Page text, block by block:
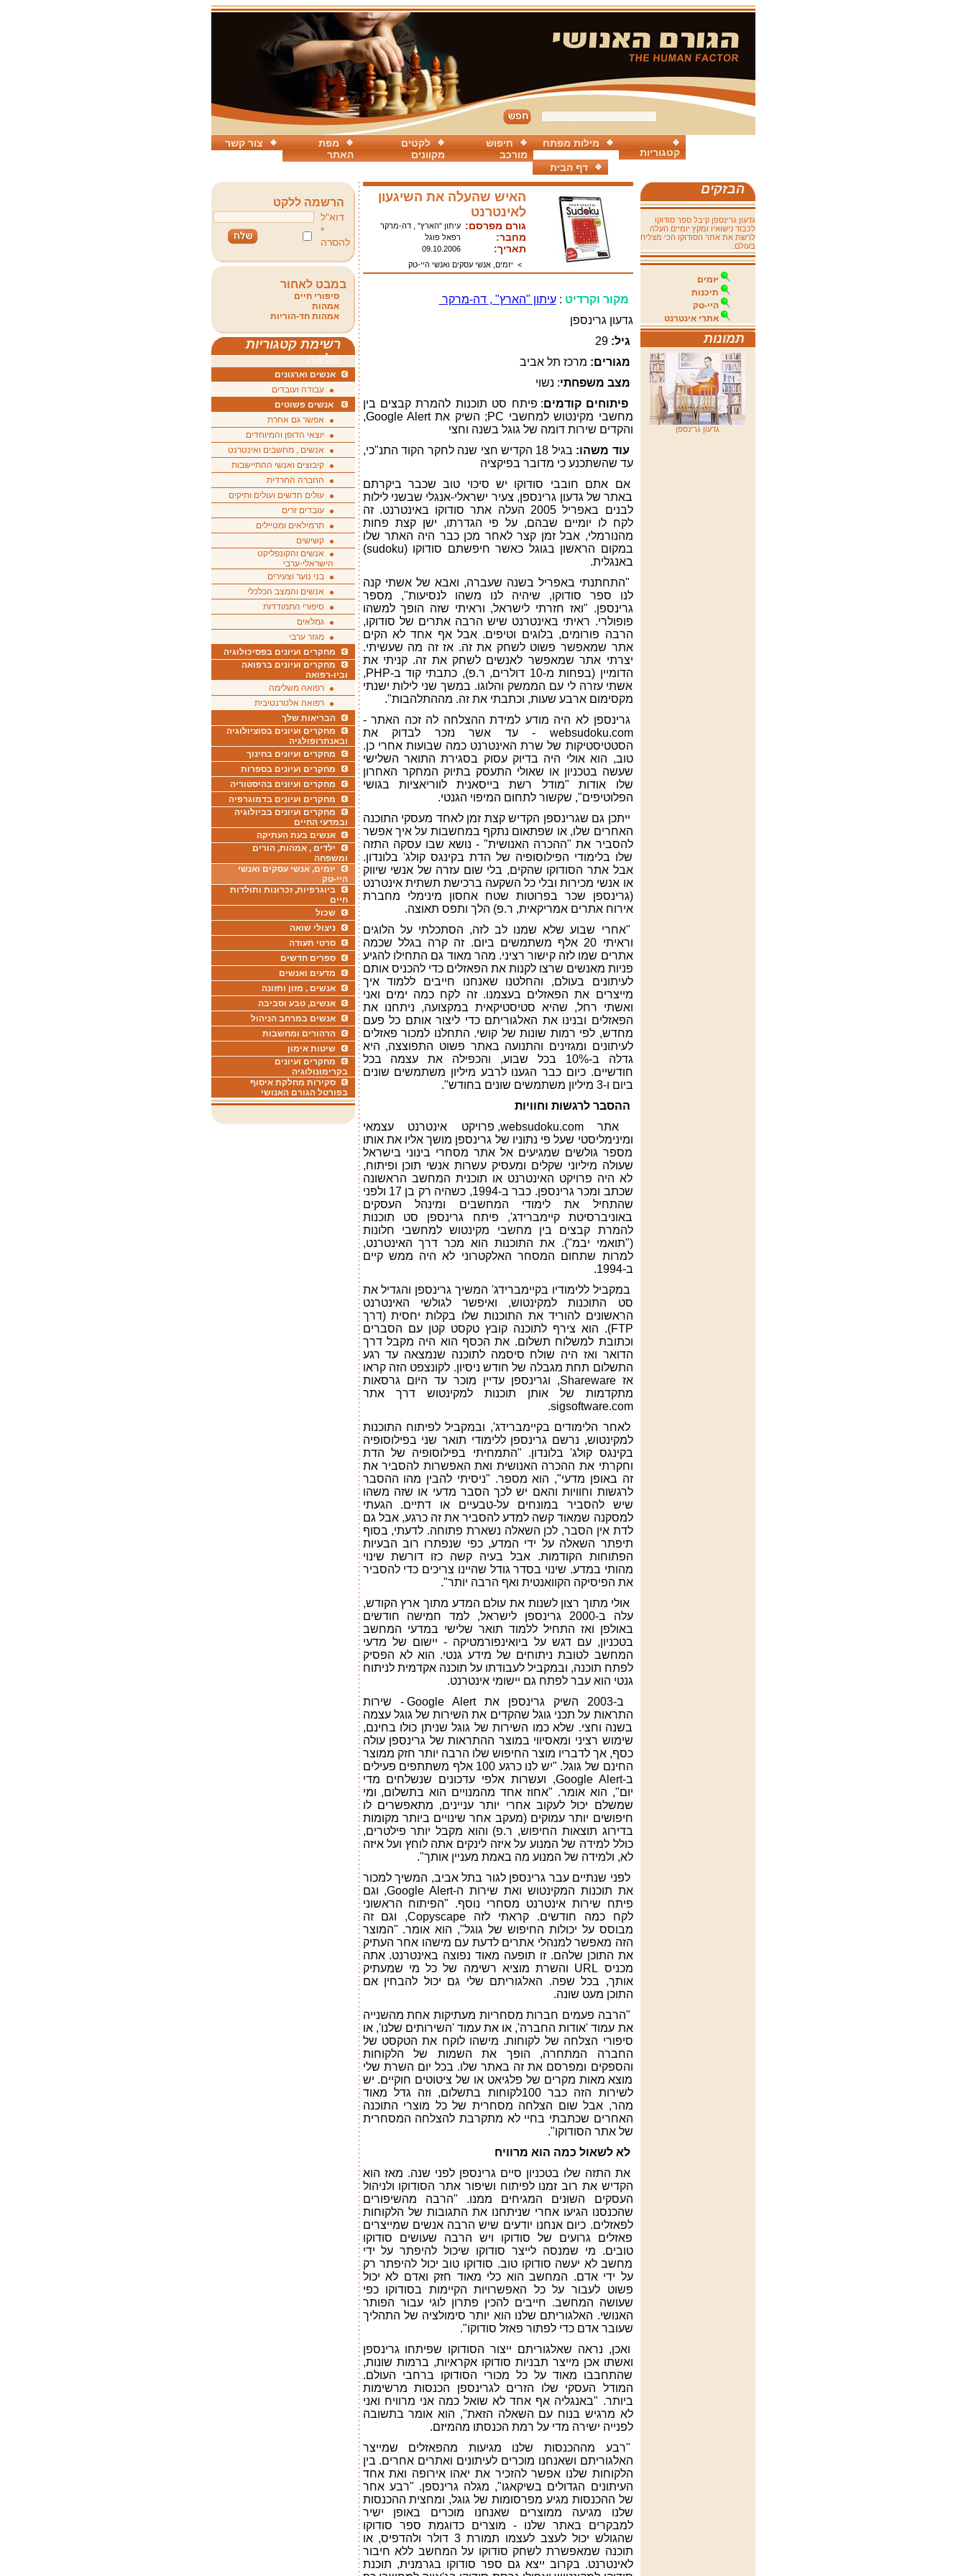
צור קשר
מפת
האתר
לקטים
מקוונים
חיפוש
מורכב
מילות מפתח
קטגוריות
דף הבית
הבזקים
גדעון גרינספן קיבל ספר סודוקו
לכבוד נישואיו ומקץ יומיים העלה
לרשת את אתר הסודוקו הכי מצליח
בעולם.
יזמים
תיכנות
היי-טק
אתרי אינטרנט
תמונות
גדעון גרינספן
האיש שהעלה את השיגעון
לאינטרנט
גורם מפרסם: עיתון "הארץ" , דה-מרקר
מחבר: רפאל פוגל
תאריך:
09.10.2006
> יזמים, אנשי עסקים ואנשי היי-טק
מקור וקרדיט :עיתון "הארץ" , דה-מרקר
גדעון גרינספן
גיל: 29
מגורים: מרכז תל אביב
מצב משפחתי: נשוי
פיתוחים קודמים: פיתח סט תוכנות להמרת קבצים בין
מחשבי מקינטוש למחשבי PC; השיק אתGoogle Alert
,
והקדים שירות דומה של גוגל בשנה וחצי
עוד משהו:
בגיל 18 הקדיש חצי שנה לחקר הקוד התנ"כי,
עד שהשתכנע כי מדובר בפיקציה
אם אתם חובבי סודוקו יש סיכוי טוב שכבר ביקרתם
באתר של גדעון גרינספן, צעיר ישראלי-אנגלי שבשני לילות
לבנים באפריל 2005 העלה אתר סודוקו באינטרנט. זה
לקח לו יומיים שבהם, על פי הגדרתו, ישן קצת פחות
מהנורמלי, אבל זמן קצר לאחר מכן כבר היה האתר שלו
במקום הראשון בגוגל כאשר חיפשתם סודוקו (sudoku
)
באנגלית.
"התחתנתי באפריל בשנה שעברה, ואבא של אשתי קנה
לנו ספר סודוקו, שיהיה לנו משהו לנסיעות", מספר
גרינספן. "ואז חזרתי לישראל, וראיתי שזה הופך למשהו
פופולרי. ראיתי באינטרנט שיש הרבה אתרים של סודוקו,
הרבה פורומים, בלוגים וטיפים. אבל אף אחד לא הקים
אתר שמאפשר פשוט לשחק את זה. אז זה מה שעשיתי.
יצרתי אתר שמאפשר לאנשים לשחק את זה. קניתי את
הדומיין (בפחות מ-10 דולרים, ר.פ), כתבתי קוד ב-
PHP
,
אשתי עזרה לי עם הממשק והלוגו. במשך שני לילות ישנתי
מקסימום ארבע שעות, וכתבתי את זה. מההתלהבות".
גרינספן לא היה מודע למידת ההצלחה לה זכה האתר -
websudoku.com - עד אשר נזכר לבדוק את
הסטטיסטיקות של שרת האינטרנט כמה שבועות אחרי כן.
טוב, הוא אולי היה בדיוק עסוק בסגירת התואר השלישי
שעשה בטכניון או שאולי התעסק בתיוק המחקר האחרון
שלו אודות "מודל רשת בייסאנית לווריאציות בגושי
הפלוטיפים", שקשור לתחום המיפוי הגנטי.
ייתכן גם שגרינספן הקדיש קצת זמן לאחד מעסקי התוכנה
האחרים שלו, או שפתאום נתקף במחשבות על איך אפשר
להסביר את "ההכרה האנושית" - נושא שבו עסקה התזה
שלו בלימודי הפילוסופיה של הדת בקינגס קולג' בלונדון.
אבל אתר הסודוקו שהקים, בלי שום עזרה של אנשי שיווק
או אנשי מכירות ובלי כל השקעה ברכישת תשתית אינטרנט
(גרינספן שכר בפרוטות שטח אחסון מינימלי מחברת
אירוח אתרים אמריקאית, ר.פ) הלך ותפס תאוצה.
"אחרי שבוע שלא שמנו לב לזה, הסתכלתי על הלוגים
וראיתי 20 אלף משתמשים ביום. זה קרה בגלל שכמה
אתרים שמו לזה קישור רציני. מהר מאוד גם התחילו להגיע
פניות מאנשים שרצו לקנות את הפאזלים כדי להכניס אותם
לעיתונים בעולם, והחלטנו שאנחנו חייבים ללמוד איך
מייצרים את הפאזלים בעצמנו. זה לקח כמה ימים ואני
ואשתי רחל, שהיא סטיסטיקאית במקצועה, ניתחנו את
הפאזלים ובנינו את האלגוריתם כדי ליצור אותם כל פעם
מחדש, לפי רמות שונות של קושי. התחלנו למכור פאזלים
לעיתונים ומגזינים והתנועה באתר פשוט התפוצצה, היא
גדלה ב-10% בכל שבוע, והכפילה את עצמה בכל
חודשיים. כיום כבר הגענו לרבע מיליון משתמשים שונים
ביום ו-3 מיליון משתמשים שונים בחודש".
ההסבר לרגשות וחוויות
אתרwebsudoku.com, פרויקט אינטרנט עצמאי
ומינימליסטי שעל פי נתוניו של גרינספן מושך אליו את אותו
מספר גולשים שמגיעים אל אתר מסחרי בינוני בישראל
שעולה מיליוני שקלים ומעסיק עשרות אנשי תוכן ופיתוח,
לא היה פרויקט האינטרנט או תוכנית המחשב הראשונה
שכתב ומכר גרינספן. כבר ב-1994, כשהיה רק בן 17 ולפני
שהתחיל את לימודי המחשבים ומינהל העסקים
באוניברסיטת קיימברידג', פיתח גרינספן סט תוכנות
להמרת קבצים בין מחשבי מקינטוש למחשבי חלונות
("תואמי יבמ"). את התוכנות הוא מכר דרך האינטרנט,
למרות שתחום המסחר האלקטרוני לא היה ממש קיים
ב-1994.
במקביל ללימודיו בקיימברידג' המשיך גרינספן והגדיל את
סט התוכנות למקינטוש, ואיפשר לגולשי האינטרנט
הראשונים להוריד את התוכנות שלו בקלות יחסית (דרך
FTP). הוא צירף לתוכנה קובץ טקסט קטן עם הסברים
וכתובת למשלוח תשלום. את הכסף הוא היה מקבל דרך
הדואר ואז היה שולח סיסמה לתוכנה שנמצאה עד רגע
התשלום תחת מגבלה של חודש ניסיון. לקונצפט הזה קראו
אזShareware, וגרינספן עדיין מוכר עד היום גרסאות
מתקדמות של אותן תוכנות למקינטוש דרך אתר
sigsoftware.com
.
לאחר הלימודים בקיימברידג', ובמקביל לפיתוח התוכנות
למקינטוש, נרשם גרינספן ללימודי תואר שני בפילוסופיה
בקינגס קולג' בלונדון. "התמחיתי בפילוסופיה של הדת
וחקרתי את ההכרה האנושית ואת האפשרות להסביר את
זה באופן מדעי", הוא מספר. "ניסיתי להבין מהו ההסבר
לרגשות וחוויות והאם יש לכך הסבר מדעי או שזה משהו
שיש להסביר במונחים על-טבעיים או דתיים. הגעתי
למסקנה שמאוד קשה למדע להסביר את זה כרגע, אבל גם
לדת אין הסבר, לכן השאלה נשארת פתוחה. לדעתי, בסוף
תיפתר השאלה על ידי המדע, כפי שנפתרו רוב הבעיות
הפתוחות הקודמות. אבל בעיה קשה כזו דורשת שינוי
מהותי במדע. שינוי בסדר גודל שהיינו צריכים כדי להסביר
את הפיסיקה הקוואנטית ואף הרבה יותר".
אולי מתוך רצון לשנות את עולם המדע מתוך ארץ הקודש,
עלה ב-2000 גרינספן לישראל, למד חמישה חודשים
באולפן ואז התחיל ללמוד תואר שלישי במדעי המחשב
בטכניון, עם דגש על ביואינפורמטיקה - יישום של מדעי
המחשב לטובת ניתוחים של מידע גנטי. הוא לא הפסיק
לפתח תוכנה, ובמקביל לעבודתו על תוכנה אקדמית לניתוח
גנטי הוא עבר לפתח גם יישומי אינטרנט.
ב-2003 השיק גרינספן את
Google Alert - שירות
התראות על תכני גוגל שהקדים את השירות של גוגל עצמה
בשנה וחצי. שלא כמו השירות של גוגל שניתן כולו בחינם,
שימוש רציני ומאסיווי במוצר ההתראות של גרינספן עולה
כסף, אך לדבריו מוצר החיפוש שלו הרבה יותר חזק ממוצר
החינם של גוגל. "יש לנו כרגע 100 אלף משתתפים פעילים
ב-Google Alert, ועשרות אלפי עדכונים שנשלחים מדי
יום", הוא אומר. "אחוז אחד מהמנויים הוא בתשלום, ומי
שמשלם יכול לעקוב אחרי יותר עניינים, מתאפשרים לו
חיפושים יותר עמוקים (מעקב אחר שינויים ביותר מקומות
בדירוג תוצאות החיפוש, ר.פ) והוא מקבל יותר פילטרים,
כולל למידה של המנוע על איזה לינקים אתה לוחץ ועל איזה
לא, ולמידה של המנוע מה באמת מעניין אותך".
לפני שנתיים עבר גרינספן לגור בתל אביב, המשיך למכור
את תוכנות המקינטוש ואת שירות ה-Google Alert, וגם
פיתח שירות אינטרנט מסחרי נוסף. "הפיתוח הראשוני
לקח כמה חודשים. קראתי לזה Copyscape, וגם זה
מבוסס על יכולות החיפוש של גוגל", הוא אומר. "המוצר
הזה מאפשר למנהלי אתרים לדעת עם מישהו אחר העתיק
את התוכן שלהם. זו תופעה מאוד נפוצה באינטרנט. אתה
מכניס URL והשרת מוציא רשימה של כל מי שמעתיק
אותך, בכל שפה. האלגוריתם שלי גם יכול להבחין אם
התוכן מעט שונה.
"הרבה פעמים חברות מסחריות מעתיקות אחת מהשנייה
את עמוד 'אודות החברה', או את עמוד 'השירותים שלנו', או
סיפורי הצלחה של לקוחות. מישהו לוקח את הטקסט של
החברה המתחרה, הופך את השמות של הלקוחות
והספקים ומפרסם את זה באתר שלו. בכל יום השרת שלי
מוצא מאות מקרים של פלגיאט או של ציטוטים חוקיים. יש
לשירות הזה כבר 100לקוחות בתשלום, וזה גדל מאוד
מהר, אבל שום הצלחה מסחרית של כל מוצרי התוכנה
האחרים שכתבתי בחיי לא מתקרבת להצלחה המסחרית
של אתר הסודוקו".
לא לשאול כמה הוא מרוויח
את התזה שלו בטכניון סיים גרינספן לפני שנה. מאז הוא
הקדיש את רוב זמנו לפיתוח ושיפור אתר הסודוקו ולניהול
העסקים השונים המגיחים ממנו. "הרבה מהשיפורים
שהכנסנו הגיעו אחרי שניתחנו את התגובות של הלקוחות
לפאזלים. כיום אנחנו יודעים שיש הרבה אנשים שמייצרים
פאזלים גרועים של סודוקו ויש הרבה שעושים סודוקו
טובים. מי שמנסה לייצר סודוקו שיכול להיפתר על ידי
מחשב לא יעשה סודוקו טוב. סודוקו טוב יכול להיפתר רק
על ידי אדם. המחשב הוא כלי מאוד חזק ואדם לא יכול
פשוט לעבור על כל האפשרויות הקיימות בסודוקו כפי
שעושה המחשב. חייבים להכין פתרון לוגי עבור הפותר
האנושי. האלגוריתם שלנו הוא יותר סימולציה של התהליך
שעובר אדם כדי לפתור פאזל סודוקו".
ואכן, נראה שאלגוריתם ייצור הסודוקו שפיתחו גרינספן
ואשתו אכן מייצר תבניות סודוקו אקראיות, ברמות שונות,
שהתחבבו מאוד על כל מכורי הסודוקו ברחבי העולם.
המודל העסקי שלו הזרים לגרינספן הכנסות מרשימות
ביותר. "באנגליה אף אחד לא שואל כמה אני מרוויח ואני
לא מרגיש בנוח עם השאלה הזאת", הוא אומר בתשובה
לפנייה ישירה מדי על רמת הכנסתו מהמיזם.
"רבע מההכנסות שלנו מגיעות מהפאזלים שמייצר
האלגוריתם ושאנחנו מוכרים לעיתונים ואתרים אחרים. בין
הלקוחות שלנו אפשר להזכיר את יאהו אירופה ואת אחד
העיתונים הגדולים בשיקאגו", מגלה גרינספן. "רבע אחר
של ההכנסות מגיע מפרסומות של גוגל, ומחצית ההכנסות
שלנו מגיעה ממוצרים שאנחנו מוכרים באופן ישיר
למבקרים באתר שלנו - מוצרים כדוגמת ספר סודוקו
שהגולש יכול לעצב לעצמו תמורת 3 דולר ולהדפיס, או
תוכנה שמאפשרת לשחק סודוקו על המחשב ללא חיבור
לאינטרנט. בקרוב ייצא גם ספר סודוקו בגרמנית, תוכנת
הרשמה ללקט
דוא"ל
*
להסרה
במבט לאחור
סיפורי חיים
אמהות
אמהות חד-הוריות
רשימת קטגוריות
מלאה
אנשים וארגונים
עבודה ועובדים
אנשים פשוטים
אפשר גם אחרת
יוצאי הדופן והמיוחדים
אנשים , מחשבים ואינטרנט
קיבוצים ואנשי ההתיישבות
החברה החרדית
עולים חדשים ועולים ותיקים
עובדים זרים
תרמילאים ומטיילים
קשישים
אנשים והקונפליקט
הישראלי-ערבי
בני נוער וצעירים
אנשים והמצב הכלכלי
סיפורי התמודדות
גמלאים
מגזר ערבי
מחקרים ועיונים בפסיכולוגיה
מחקרים ועיונים ברפואה
וביו-רפואה
רפואה משלימה
רפואה אלטרנטיבית
הבריאות שלך
מחקרים ועיונים בסוציולוגיה
ובאנתרופולגיה
מחקרים ועיונים בחינוך
מחקרים ועיונים בספרות
מחקרים ועיונים בהיסטוריה
מחקרים ועיונים בדמוגרפיה
מחקרים ועיונים בביולוגיה
ובמדעי החיים
אנשים בעת העתיקה
ילדים , אמהות, הורים
ומשפחה
יזמים, אנשי עסקים ואנשי
היי-טק
ביוגרפיות, זכרונות ותולדות
חיים
שכול
ניצולי שואה
סרטי תעודה
ספרים חדשים
מדעים ואנשים
אנשים , מזון ותזונה
אנשים, טבע וסביבה
אנשים במרחב הניהול
הרהורים ומחשבות
שיטות אימון
מחקרים ועיונים
בקרימונולוגיה
סקירות מחלקת איסוף
בפורטל הגורם האנושי